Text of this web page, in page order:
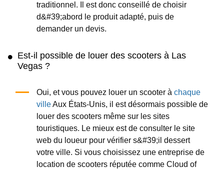
traditionnel. Il est donc conseillé de choisir
d&#39;abord le produit adapté, puis de
demander un devis.
Est-il possible de louer des scooters à Las
Vegas ?
Oui, et vous pouvez louer un scooter à chaque
villeAux États-Unis, il est désormais possible de
louer des scooters même sur les sites
touristiques. Le mieux est de consulter le site
web du loueur pour vérifier s&#39;il dessert
votre ville. Si vous choisissez une entreprise de
location de scooters réputée comme Cloud of